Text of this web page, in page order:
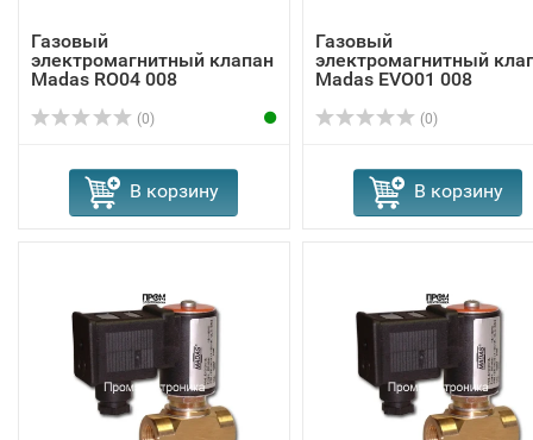
Газовый
электромагнитный клапан
Madas RO04 008
(0)
В корзину
Газовый
электромагнитный
Madas EVО01 008
(0)
В корзину